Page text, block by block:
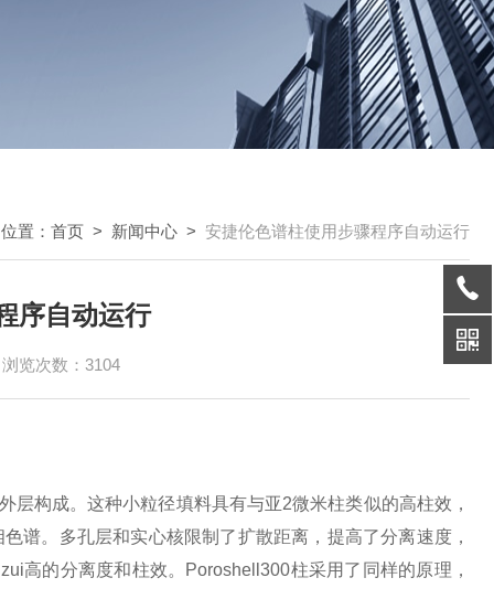
置： 首页 > 新闻中心 > 安捷伦色谱柱使用步骤程序自动运行
序自动运行
浏览次数：3104
构成。这种小粒径填料具有与亚2微米柱类似的高柱效，
谱。多孔层和实心核限制了扩散距离，提高了分离速度，
高的分离度和柱效。Poroshell300柱采用了同样的原理，